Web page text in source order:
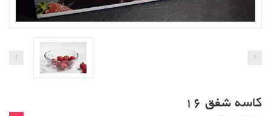
کاسه شفق 16